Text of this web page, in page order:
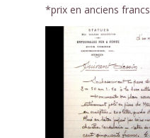
*prix en anciens francs